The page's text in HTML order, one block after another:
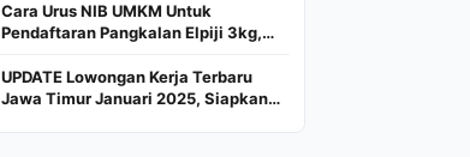
Indeks
Cara Urus NIB UMKM Untuk
Pendaftaran Pangkalan Elpiji 3kg,
Kilogram
UPDATE Lowongan Kerja Terbaru
Jawa Timur Januari 2025, Siapkan